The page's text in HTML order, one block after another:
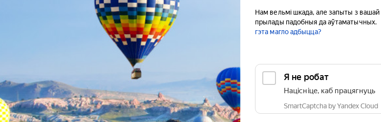
Нам вельмі шкада, але запыты з вашай
прылады падобныя да аўтаматычных.
гэта магло адбыцца?
Я не робат
Націсніце, каб працягнуць
SmartCaptcha by Yandex Cloud